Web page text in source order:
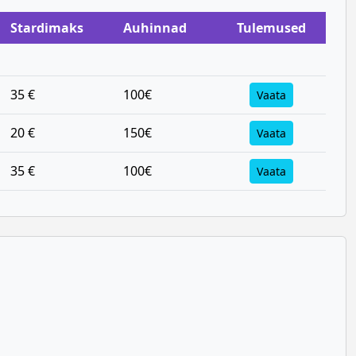
Stardimaks Auhinnad
Tulemused
35 € 100€ Vaata
20 € 150€ Vaata
35 € 100€ Vaata